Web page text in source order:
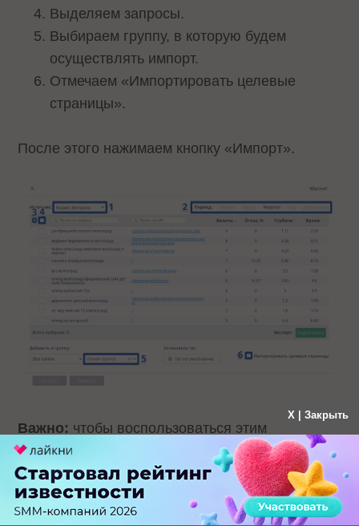
Выделяем запросы.
Выбираем группу, в которую будем
осуществлять импорт.
Отмечаем «Импортировать целевые
страницы».
После этого нажимаем кнопку «Импорт».
Важно: чтобы воспользоваться этим
инструментом вам необходимо выполнить
интеграцию с указанными выше сервисами
аналитики и счетчиками.
X | Закрыть